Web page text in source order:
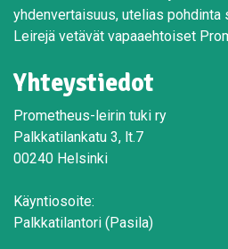
yhdenvertaisuus, utelias pohdinta
Leirejä vetävät vapaaehtoiset
Yhteystiedot
Prometheus-leirin tuki ry
Palkkatilankatu 3, lt.7
00240 Helsinki
Käyntiosoite:
Palkkatilantori (Pasila)